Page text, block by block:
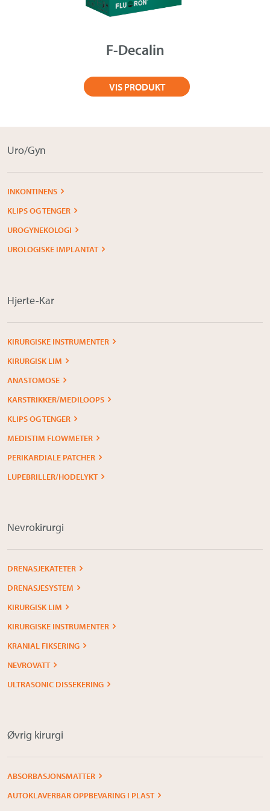
F-Decalin
VIS PRODUKT
Uro/Gyn
INKONTINENS
KLIPS OG TENGER
UROGYNEKOLOGI
UROLOGISKE IMPLANTAT
Hjerte-Kar
KIRURGISKE INSTRUMENTER
KIRURGISK LIM
ANASTOMOSE
KARSTRIKKER/MEDILOOPS
KLIPS OG TENGER
MEDISTIM FLOWMETER
PERIKARDIALE PATCHER
LUPEBRILLER/HODELYKT
Nevrokirurgi
DRENASJEKATETER
DRENASJESYSTEM
KIRURGISK LIM
KIRURGISKE INSTRUMENTER
KRANIAL FIKSERING
NEVROVATT
ULTRASONIC DISSEKERING
Øvrig kirurgi
ABSORBASJONSMATTER
AUTOKLAVERBAR OPPBEVARING I PLAST